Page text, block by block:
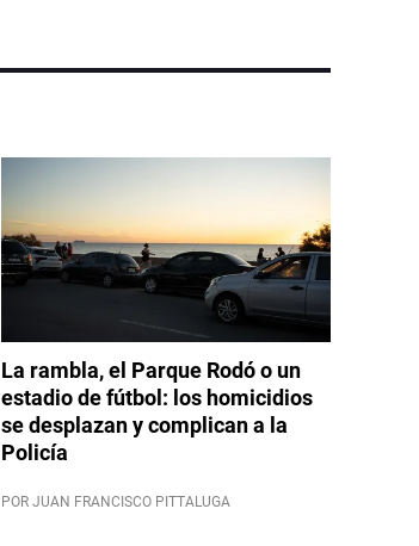
La rambla, el Parque Rodó o un
estadio de fútbol: los homicidios
se desplazan y complican a la
Policía
POR JUAN FRANCISCO PITTALUGA